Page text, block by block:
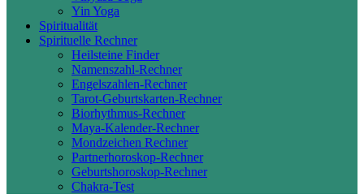
Yin Yoga
Spiritualität
Spirituelle Rechner
Heilsteine Finder
Namenszahl-Rechner
Engelszahlen-Rechner
Tarot-Geburtskarten-Rechner
Biorhythmus-Rechner
Maya-Kalender-Rechner
Mondzeichen Rechner
Partnerhoroskop-Rechner
Geburtshoroskop-Rechner
Chakra-Test